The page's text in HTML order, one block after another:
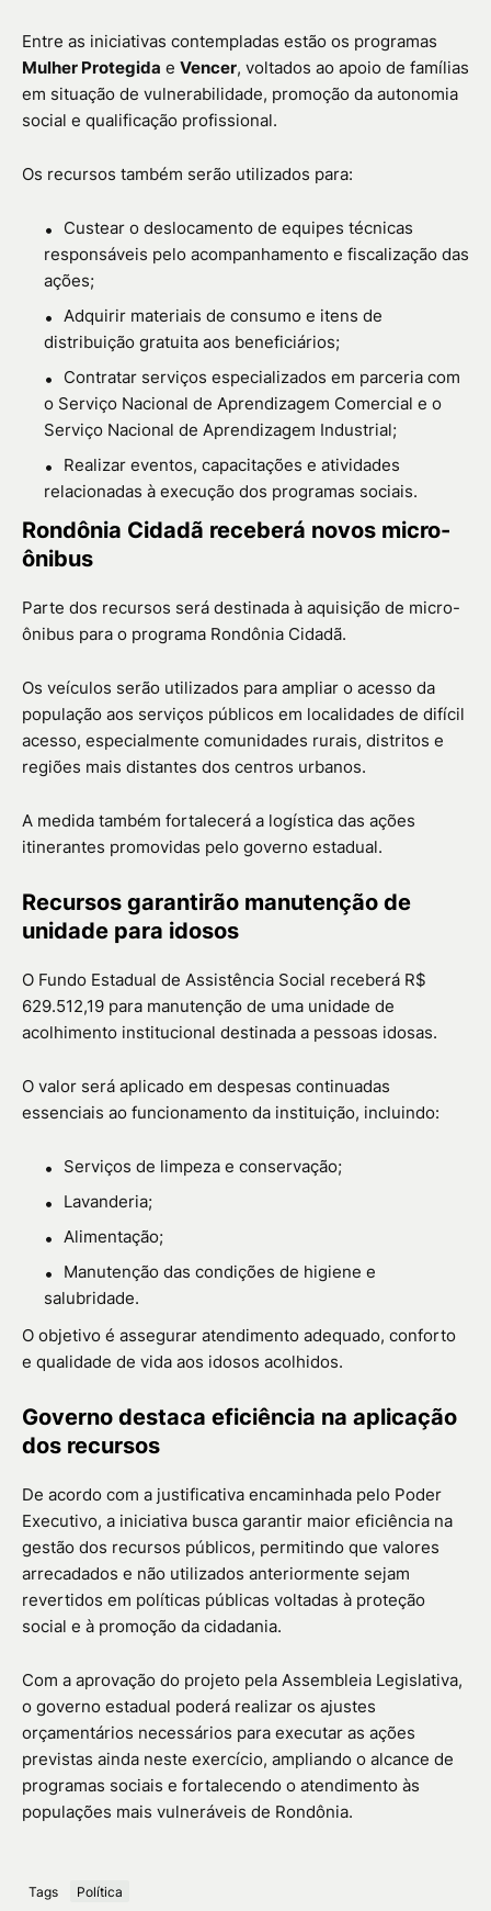
Entre as iniciativas contempladas estão os programas
Mulher Protegida e Vencer, voltados ao apoio de famílias
em situação de vulnerabilidade, promoção da autonomia
social e qualificação profissional.
Os recursos também serão utilizados para:
Custear o deslocamento de equipes técnicas
responsáveis pelo acompanhamento e fiscalização das
ações;
Adquirir materiais de consumo e itens de
distribuição gratuita aos beneficiários;
Contratar serviços especializados em parceria com
o Serviço Nacional de Aprendizagem Comercial e o
Serviço Nacional de Aprendizagem Industrial;
Realizar eventos, capacitações e atividades
relacionadas à execução dos programas sociais.
Rondônia Cidadã receberá novos micro-
ônibus
Parte dos recursos será destinada à aquisição de micro-
ônibus para o programa Rondônia Cidadã.
Os veículos serão utilizados para ampliar o acesso da
população aos serviços públicos em localidades de difícil
acesso, especialmente comunidades rurais, distritos e
regiões mais distantes dos centros urbanos.
A medida também fortalecerá a logística das ações
itinerantes promovidas pelo governo estadual.
Recursos garantirão manutenção de
unidade para idosos
O Fundo Estadual de Assistência Social receberá R$
629.512,19 para manutenção de uma unidade de
acolhimento institucional destinada a pessoas idosas.
O valor será aplicado em despesas continuadas
essenciais ao funcionamento da instituição, incluindo:
Serviços de limpeza e conservação;
Lavanderia;
Alimentação;
Manutenção das condições de higiene e
salubridade.
O objetivo é assegurar atendimento adequado, conforto
e qualidade de vida aos idosos acolhidos.
Governo destaca eficiência na aplicação
dos recursos
De acordo com a justificativa encaminhada pelo Poder
Executivo, a iniciativa busca garantir maior eficiência na
gestão dos recursos públicos, permitindo que valores
arrecadados e não utilizados anteriormente sejam
revertidos em políticas públicas voltadas à proteção
social e à promoção da cidadania.
Com a aprovação do projeto pela Assembleia Legislativa,
o governo estadual poderá realizar os ajustes
orçamentários necessários para executar as ações
previstas ainda neste exercício, ampliando o alcance de
programas sociais e fortalecendo o atendimento às
populações mais vulneráveis de Rondônia.
Tags Política